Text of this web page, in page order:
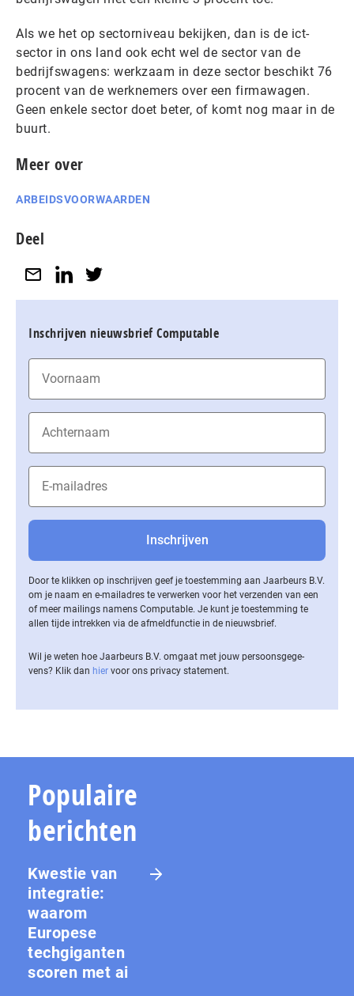
Als we het op sectorniveau bekijken, dan is de ict-
sector in ons land ook echt wel de sector van de
bedrijfswagens: werkzaam in deze sector beschikt 76
procent van de werknemers over een firmawagen.
Geen enkele sector doet beter, of komt nog maar in de
buurt.
Meer over
ARBEIDSVOORWAARDEN
Deel
Inschrijven nieuwsbrief Computable
Door te klikken op inschrijven geef je toestemming aan Jaarbeurs B.V.
om je naam en e-mailadres te verwerken voor het verzenden van een
of meer mailings namens Computable. Je kunt je toestemming te
allen tijde intrekken via de af­meld­func­tie in de nieuwsbrief.
Wil je weten hoe Jaarbeurs B.V. omgaat met jouw per­soons­ge­ge­
vens? Klik dan hier voor ons privacy statement.
Populaire
berichten
Kwestie van
integratie:
waarom
Europese
techgiganten
scoren met ai